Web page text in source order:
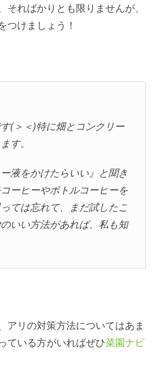
そればかりとも限りませんが、
つけましょう！
(＞＜)特に畑とコンクリー
す。
液をかけたらいい』と聞き
ーヒーやボトルコーヒーを
ては忘れて、まだ試したこ
いい方法があれば、私も知
アリの対策方法についてはあま
ている方がいればぜひ菜園ナビ